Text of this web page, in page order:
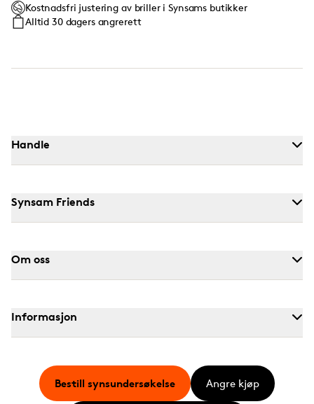
Kostnadsfri justering av briller i Synsams butikker
Alltid 30 dagers angrerett
Handle
Synsam Friends
Om oss
Informasjon
Bestill synsundersøkelse Angre kjøp